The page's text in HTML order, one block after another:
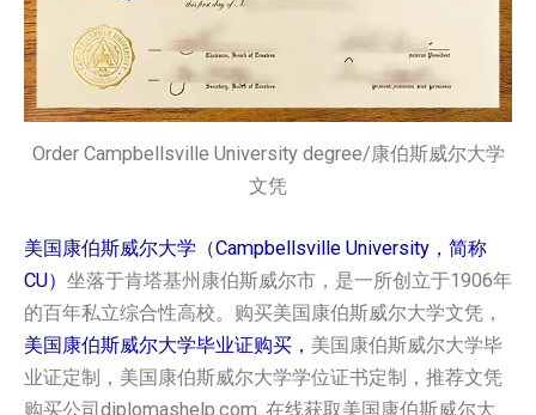
Order Campbellsville University degree/康伯斯威尔大学
文凭
美国康伯斯威尔大学（Campbellsville University，简称
CU） 坐落于肯塔基州康伯斯威尔市，是一所创立于1906年
的百年私立综合性高校。购买美国康伯斯威尔大学文凭，
美国康伯斯威尔大学毕业证购买， 美国康伯斯威尔大学毕
业证定制，美国康伯斯威尔大学学位证书定制，推荐文凭
购买公司diplomashelp.com. 在线获取美国康伯斯威尔大